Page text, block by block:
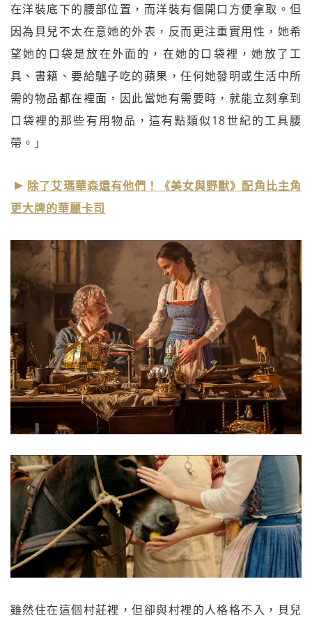
在洋裝底下的腰部位置，而洋裝有個開口方便拿取。但
因為貝兒不太在意她的外表，反而更注重實用性，她希
望她的口袋是放在外面的，在她的口袋裡，她放了工
具、書籍、要給驢子吃的蘋果，任何她發明或生活中所
需的物品都在裡面，因此當她有需要時，就能立刻拿到
口袋裡的那些有用物品，這有點類似18世紀的工具腰
帶。」
除了艾瑪華森還有他們！《美女與野獸》配角比主角
更大牌的華麗卡司
雖然住在這個村莊裡，但卻與村裡的人格格不入，貝兒